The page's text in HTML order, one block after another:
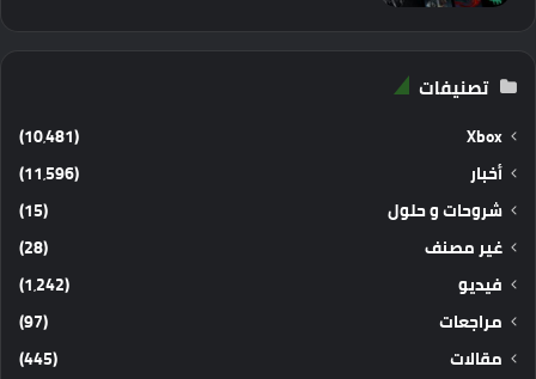
تصنيفات
Xbox
(10٬481)
أخبار
(11٬596)
شروحات و حلول
(15)
غير مصنف
(28)
فيديو
(1٬242)
مراجعات
(97)
مقالات
(445)